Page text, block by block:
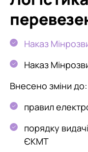
Наказ
Наказ
Внесено зміни до:
правил
порядку
ЄКМТ